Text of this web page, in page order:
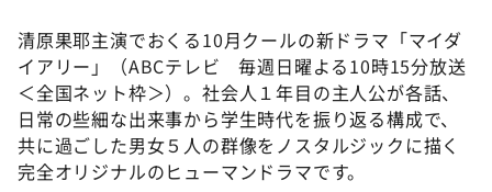
清原果耶主演でおくる10月クールの新ドラマ「マイダ
イアリー」（ABCテレビ
毎週日曜よる10時15分放送
＜全国ネット枠＞）。社会人１年目の主人公が各話、
日常の些細な出来事から学生時代を振り返る構成で、
共に過ごした男女５人の群像をノスタルジックに描く
完全オリジナルのヒューマンドラマです。